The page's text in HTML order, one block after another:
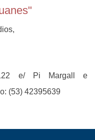
e/ Pi Margall e
(53) 42395639